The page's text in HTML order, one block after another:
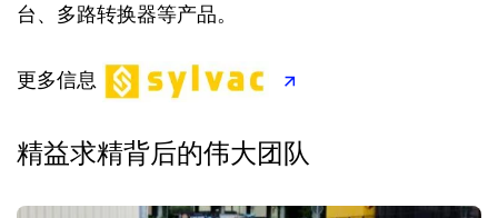
台、多路转换器等产品。
更多信息
精益求精背后的伟大团队